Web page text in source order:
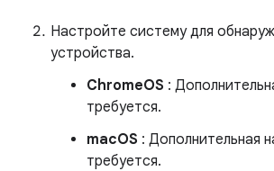
Настройте систему для
устройства.
ChromeOS :
требуется.
macOS : Дополнительная
требуется.